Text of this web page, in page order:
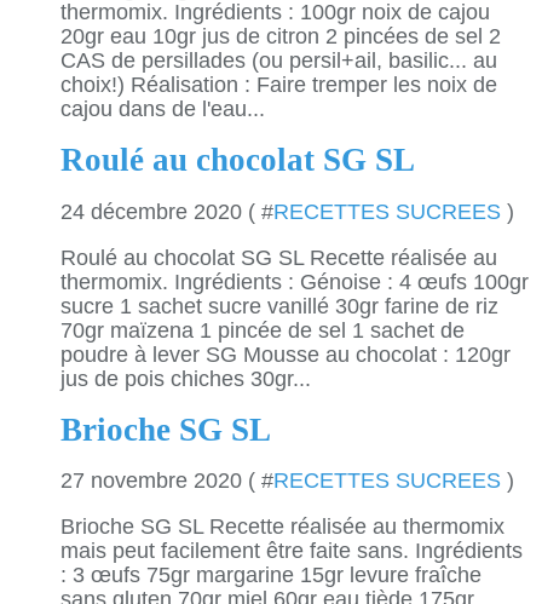
thermomix. Ingrédients : 100gr noix de cajou
20gr eau 10gr jus de citron 2 pincées de sel 2
CAS de persillades (ou persil+ail, basilic... au
choix!) Réalisation : Faire tremper les noix de
cajou dans de l'eau...
Roulé au chocolat SG SL
24 décembre 2020 ( #RECETTES SUCREES )
Roulé au chocolat SG SL Recette réalisée au
thermomix. Ingrédients : Génoise : 4 œufs 100gr
sucre 1 sachet sucre vanillé 30gr farine de riz
70gr maïzena 1 pincée de sel 1 sachet de
poudre à lever SG Mousse au chocolat : 120gr
jus de pois chiches 30gr...
Brioche SG SL
27 novembre 2020 ( #RECETTES SUCREES )
Brioche SG SL Recette réalisée au thermomix
mais peut facilement être faite sans. Ingrédients
: 3 œufs 75gr margarine 15gr levure fraîche